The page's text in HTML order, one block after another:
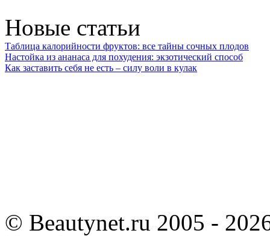
Новые статьи
Таблица калорийности фруктов: все тайны сочных плодов
Настойка из ананаса для похудения: экзотический способ
Как заставить себя не есть – силу воли в кулак
© Beautynet.ru 2005 -